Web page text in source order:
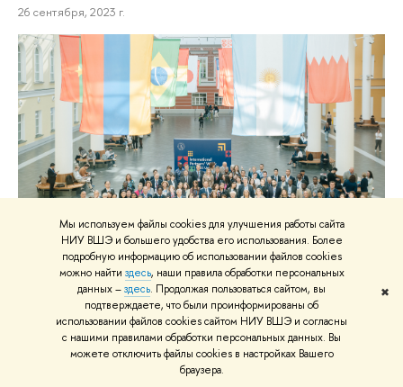
Мы используем файлы cookies для улучшения работы сайта
НИУ ВШЭ и большего удобства его использования. Более
подробную информацию об использовании файлов cookies
можно найти здесь, наши правила обработки персональных
данных –здесь. Продолжая пользоваться сайтом, вы
подтверждаете, что были проинформированы об
использовании файлов cookies сайтом НИУ ВШЭ и согласны
с нашими правилами обработки персональных данных. Вы
можете отключить файлы cookies в настройках Вашего
браузера.
✖
26 сентября, 2023 г.
На площадке ВШЭ в Москве открылась
Международная партнерская неделя –
Представители 23 стран собрались в Москве на Международную